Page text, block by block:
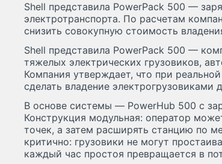
Shell представила PowerPack 500 —
электротранспорта. По расчетам
снизить совокупную стоимость
Shell представила PowerPack 500 —
тяжелых электрических грузовиков,
Компания утверждает, что при
сделать владение электрогрузовиками
В основе системы — PowerHub 500 с
Конструкция модульная: оператор
точек, а затем расширять станцию по
критично: грузовики не могут
каждый час простоя превращается в